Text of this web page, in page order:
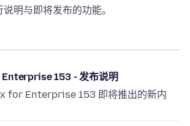
明与即将发布的功能。
153 - 发布说明
for Enterprise 153 即将推出的新内